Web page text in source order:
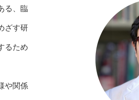
る、臨
ざす研
るため
や関係